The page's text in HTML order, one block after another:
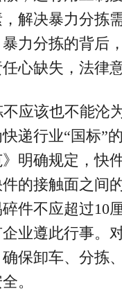
解决暴力分拣
力分拣的背后
心缺失，法律
应该也不能沦
递行业“国标”
明确规定，快
的接触面之间
件不应超过10
业遵此行事。
保卸车、分拣
。